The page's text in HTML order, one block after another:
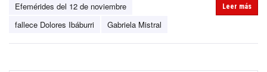
Efemérides del 12 de noviembre
fallece Dolores Ibáburri
Gabriela Mistral
Leer más